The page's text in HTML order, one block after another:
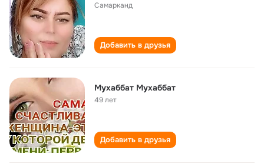
Самарканд
Добавить в друзья
Мухаббат Мухаббат
49 лет
Добавить в друзья